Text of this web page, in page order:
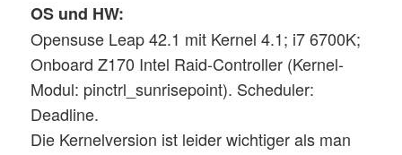
OS und HW:
Opensuse Leap 42.1 mit Kernel 4.1; i7 6700K;
Onboard Z170 Intel Raid-Controller (Kernel-
Modul: pinctrl_sunrisepoint). Scheduler:
Deadline.
Die Kernelversion ist leider wichtiger als man